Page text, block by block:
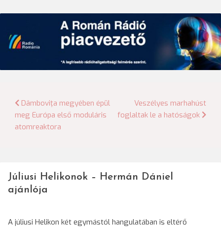
Bejegyzés
navigáció
Dâmboviţa megyében épül
meg Európa első moduláris
atomreaktora
Veszélyes marhahúst
foglaltak le a hatóságok
Júliusi Helikonok – Hermán Dániel
ajánlója
A júliusi Helikon két egymástól hangulatában is eltérő